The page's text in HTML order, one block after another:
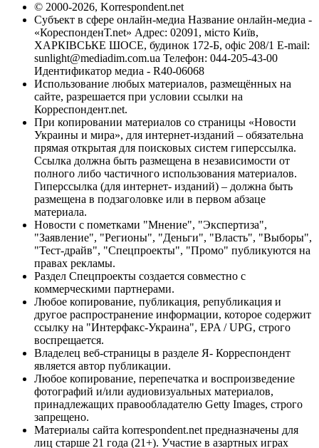
© 2000-2026, Korrespondent.net
Субъект в сфере онлайн-медиа Название онлайн-медиа -
«КореспонденТ.net» Адрес: 02091, місто Київ,
ХАРКІВСЬКЕ ШОСЕ, будинок 172-Б, офіс 208/1 E-mail:
sunlight@mediadim.com.ua Телефон: 044-205-43-00
Идентификатор медиа - R40-06068
Использование любых материалов, размещённых на
сайте, разрешается при условии ссылки на
Корреспондент.net.
При копировании материалов со страницы «Новости
Украины и мира», для интернет-изданий – обязательна
прямая открытая для поисковых систем гиперссылка.
Ссылка должна быть размещена в независимости от
полного либо частичного использования материалов.
Гиперссылка (для интернет- изданий) – должна быть
размещена в подзаголовке или в первом абзаце
материала.
Новости с пометками "Мнение", "Экспертиза",
"Заявление", "Регионы", "Деньги", "Власть", "Выборы",
"Тест-драйв", "Спецпроекты", "Промо" публикуются на
правах рекламы.
Раздел Спецпроекты создается совместно с
коммерческими партнерами.
Любое копирование, публикация, републикация и
другое распространение информации, которое содержит
ссылку на "Интерфакс-Украина", EPA / UPG, строго
воспрещается.
Владелец веб-страницы в разделе Я- Корреспондент
является автор публикации.
Любое копирование, перепечатка и воспроизведение
фотографий и/или аудиовизуальных материалов,
принадлежащих правообладателю Getty Images, строго
запрещено.
Материалы сайта korrespondent.net предназначены для
лиц старше 21 года (21+). Участие в азартных играх